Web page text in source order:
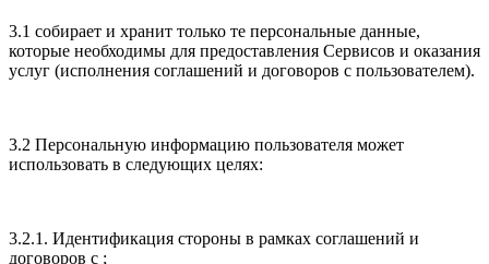
3.1 собирает и хранит только те персональные данные,
которые необходимы для предоставления Сервисов и оказания
услуг (исполнения соглашений и договоров с пользователем).
3.2 Персональную информацию пользователя может
использовать в следующих целях:
3.2.1. Идентификация стороны в рамках соглашений и
договоров с ;